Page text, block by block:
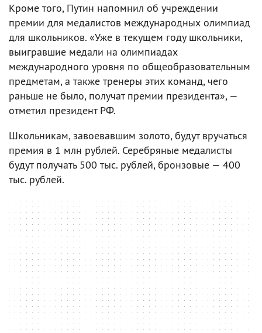
Кроме того, Путин напомнил об учреждении
премии для медалистов международных олимпиад
для школьников. «Уже в текущем году школьники,
выигравшие медали на олимпиадах
международного уровня по общеобразовательным
предметам, а также тренеры этих команд, чего
раньше не было, получат премии президента», —
отметил президент РФ.
Школьникам, завоевавшим золото, будут вручаться
премия в 1 млн рублей. Серебряные медалисты
будут получать 500 тыс. рублей, бронзовые — 400
тыс. рублей.